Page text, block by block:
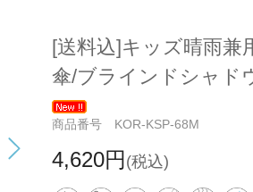
[送料込]キッズ晴雨兼
傘/ブラインドシャド
商品番号 KOR-KSP-68M
4,620円 (税込)